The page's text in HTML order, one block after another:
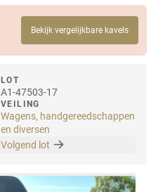
Bekijk vergelijkbare kavels
LOT
A1-47503-17
VEILING
Wagens, handgereedschappen
en diversen
Volgend lot